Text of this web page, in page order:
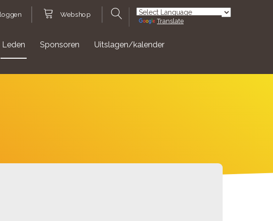
Webshop
Powered by
Translate
Leden Sponsoren Uitslagen/kalender